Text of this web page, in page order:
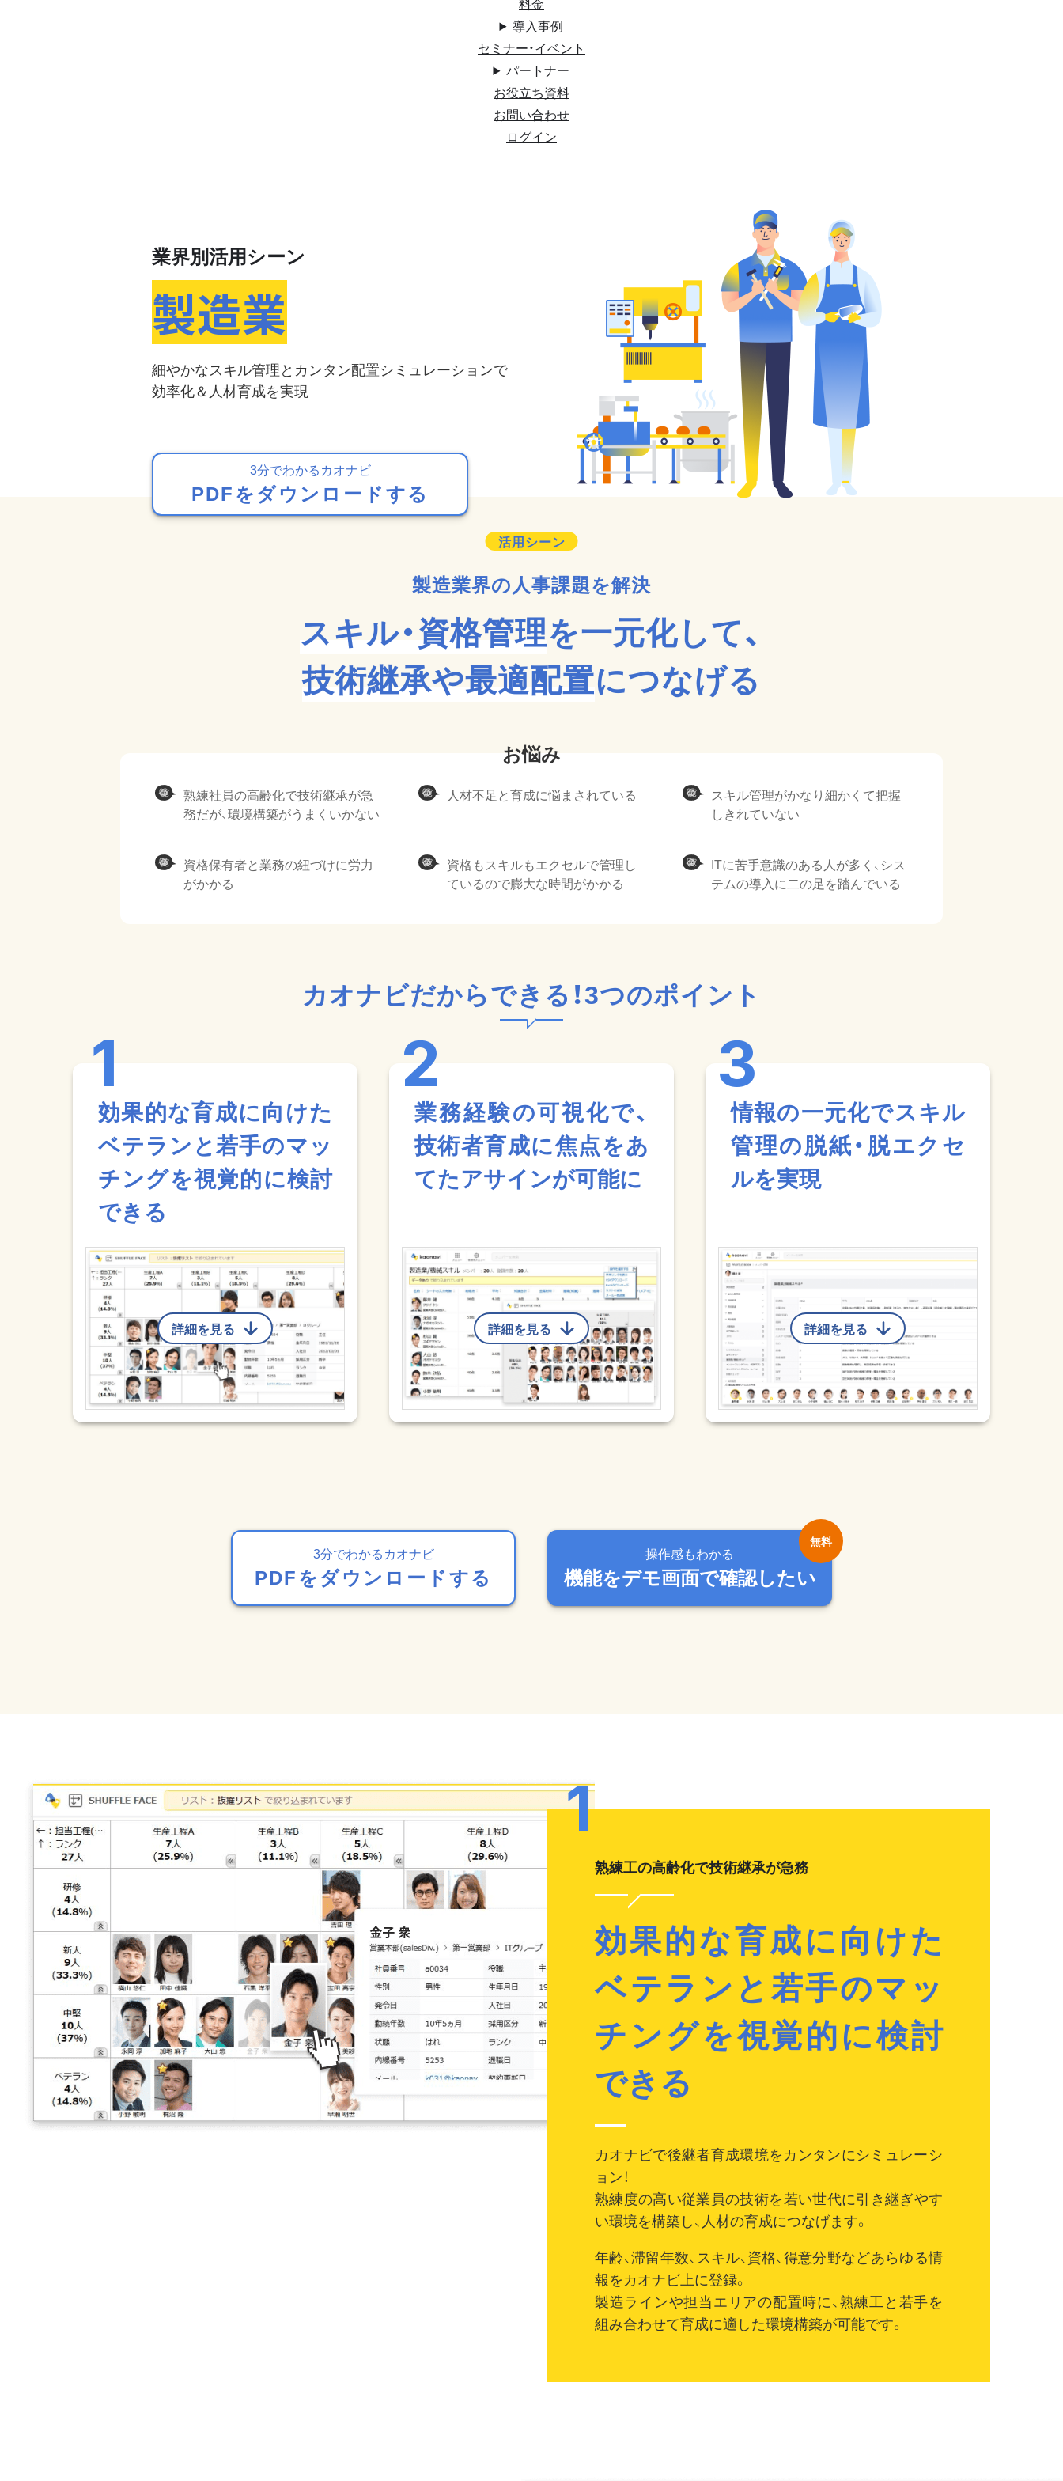
導入事例
セミナー・イベント
パートナー
お役立ち資料
お問い合わせ
ログイン
業界別活用シーン
製造業
細やかなスキル管理とカンタン配置シミュレーションで
効率化＆人材育成を実現
3分でわかるカオナビ
PDFをダウンロードする
製造業界の人事課題を解決
スキル・資格管理を一元化して、
技術継承や最適配置につなげる
熟練社員の高齢化で技術継承が急
務だが、環境構築がうまくいかない
人材不足と育成に悩まされている
スキル管理がかなり細かくて把握
しきれていない
資格保有者と業務の紐づけに労力
がかかる
資格もスキルもエクセルで管理し
ているので膨大な時間がかかる
ITに苦手意識のある人が多く、シス
テムの導入に二の足を踏んでいる
カオナビだからできる！3つのポイント
効果的な育成に向けた
ベテランと若手のマッ
チングを視覚的に検討
できる
詳細を見る
業務経験の可視化で、
技術者育成に焦点をあ
てたアサインが可能に
詳細を見る
情報の一元化でスキル
管理の脱紙・脱エクセ
ルを実現
詳細を見る
3分でわかるカオナビ
PDFをダウンロードする
操作感もわかる
機能をデモ画面で確認したい
熟練工の高齢化で技術継承が急務
効果的な育成に向けた
ベテランと若手のマッ
チングを視覚的に検討
できる
カオナビで後継者育成環境をカンタンにシミュレーシ
ョン！
熟練度の高い従業員の技術を若い世代に引き継ぎやす
い環境を構築し、人材の育成につなげます。
年齢、滞留年数、スキル、資格、得意分野などあらゆる情
報をカオナビ上に登録。
製造ラインや担当エリアの配置時に、熟練工と若手を
組み合わせて育成に適した環境構築が可能です。